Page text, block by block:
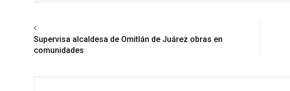
Supervisa alcaldesa de Omitlán de Juárez obras en
comunidades